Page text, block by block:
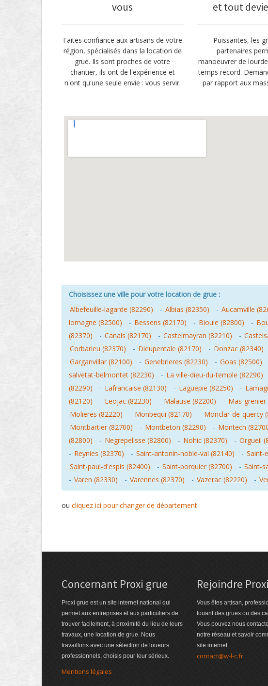
vous
Faites confiance aux artisans de votre
région, spécialisés dans la location de
grue. Ils sont proches de votre
chantier, ils ont de l'expérience et
n'ont qu'une seule envie : vous servir.
et tout
Puissantes, les
partenaires
manoeuvrer de
temps record.
par rapport aux
Choisissez une ville pour votre location de grue :
Albefeuille-lagarde (82290)
- Albias (82350) - Aucamville
lomagne (82500)
- Bessens (82170) - Bioule (82800) -
(82370)
- Canals (82170) - Castelmayran (82210) -
Corbarieu (82370)
- Dieupentale (82170) - Donzac (82340)
Garganvillar (82100)
- Genebrieres (82230) - Goas (82500)
salvetat-belmontet (82230)
- La ville-dieu-du-temple (82290)
(82290)
- Lafrancaise (82130) - Laguepie (82250) -
(82120)
- Leojac (82230) - Malause (82200) - Mas-grenier
Molieres (82220)
- Monbequi (82170) - Monclar-de-quercy
Montbartier (82700)
- Montbeton (82290) - Montech
(82800)
- Negrepelisse (82800) - Nohic (82370) - Orgueil
- Reynies (82370) - Saint-antonin-noble-val (82140) - Saint-
Saint-paul-d'espis (82400)
- Saint-porquier (82700) - Saint-
- Varen (82330) - Varennes (82370) - Vazerac (82220) -
ou cliquez ici pour changer de département
Concernant Proxi grue
Proxi grue est un site internet national qui
permet aux entreprises et aux particuliers de
trouver facilement, à proximité du lieu de leurs
travaux, une location de grue. Nous
travaillons avec une sélection de loueurs
professionnels, choisis pour leur sérieux.
Mentions légales
Rejoindre
Vous êtes artisan,
louant des grues ou des
Vous pouvez nous
notre réseau et savoir
site internet.
contact@w-l-c.fr